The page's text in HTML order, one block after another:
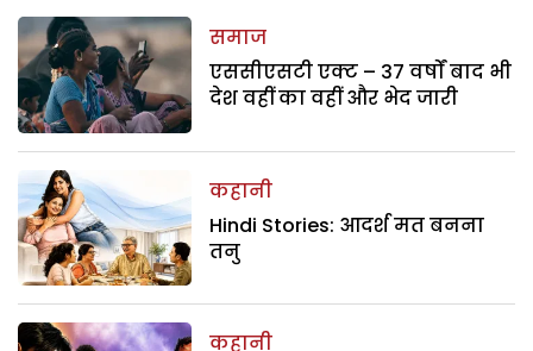
समाज
एससीएसटी एक्ट – 37 वर्षों बाद भी
देश वहीं का वहीं और भेद जारी
कहानी
Hindi Stories: आदर्श मत बनना
तनु
कहानी